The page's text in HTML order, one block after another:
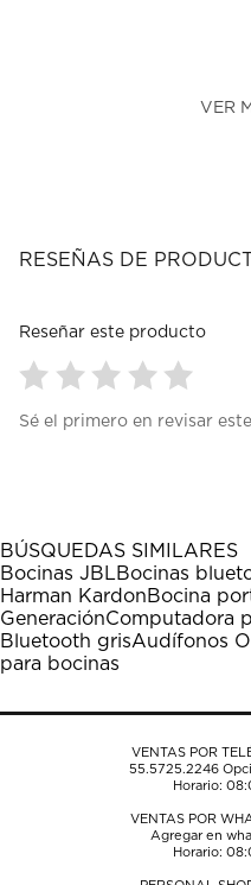
VER
RESEÑAS DE
Reseñar este producto
para
1
estrella
Esta
acción
abrirá
el
formulario
envío.
para
estrellas.
Esta
acción
abrirá
el
formulario
envío.
para
estrellas.
Esta
acción
abrirá
el
formulario
envío.
para
estrellas.
Esta
acción
abrirá
el
envío.
para
estrellas.
Esta
acción
abrirá
el
envío.
Sé el primero en revisar
BÚSQUEDAS SIMILARES
Bocinas JBLBocinas
Harman KardonBocina
GeneraciónComputadora
Bluetooth grisAudífonos
para bocinas
VENTAS POR
55.5725.2246
Horario:
VENTAS POR
Agregar en
Horario: